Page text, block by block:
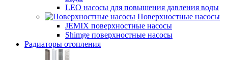
LEO насосы для повышения давления воды
Поверхностные насосы
JEMIX поверхностные насосы
Shimge поверхностные насосы
Радиаторы отопления